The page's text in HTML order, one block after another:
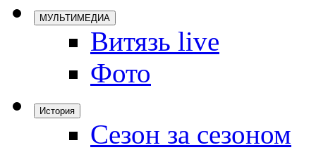
МУЛЬТИМЕДИА
Витязь live
Фото
История
Сезон за сезоном